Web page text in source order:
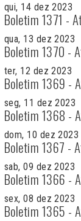
qui, 14 dez 2023
Boletim 1371 -
qua, 13 dez 2023
Boletim 1370 -
ter, 12 dez 2023
Boletim 1369 -
seg, 11 dez 2023
Boletim 1368 -
dom, 10 dez 2023
Boletim 1367 -
sab, 09 dez 2023
Boletim 1366 -
sex, 08 dez 2023
Boletim 1365 -